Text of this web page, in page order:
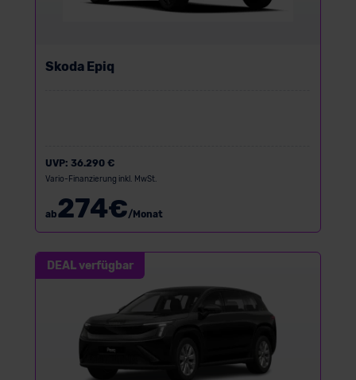
Skoda Epiq
UVP: 36.290 €
Vario-Finanzierung inkl. MwSt.
ab274€/Monat
DEAL verfügbar